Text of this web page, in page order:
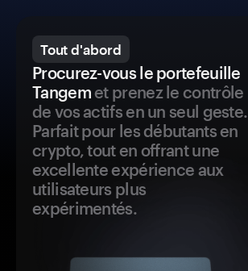
Tout d'abord
Procurez-vous le portefeuille
Tangemet prenez le contrôle
de vos actifs en un seul geste.
Parfait pour les débutants en
crypto, tout en offrant une
excellente expérience aux
utilisateurs plus
expérimentés.